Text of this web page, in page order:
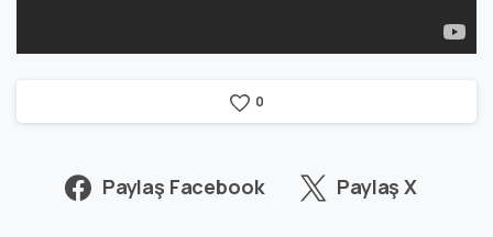
0
Paylaş Facebook Paylaş X